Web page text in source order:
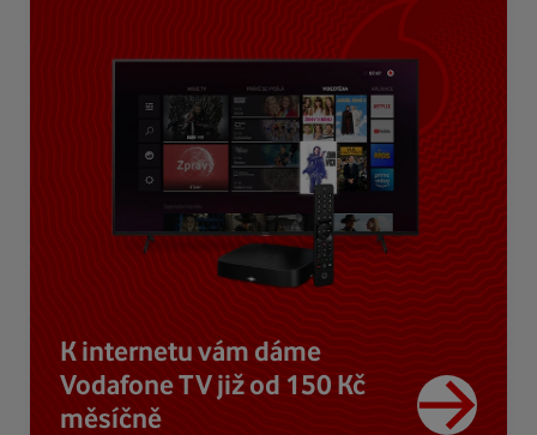
K internetu vám dáme
Vodafone TV již od 150 Kč
měsíčně